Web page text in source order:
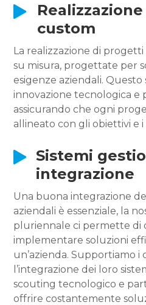
custom
La realizzazione di
su misura, progettate per
esigenze aziendali. Questo
innovazione tecnologica e
assicurando che ogni
allineato con gli obiettivi e
Sistemi
integrazione
Una buona integrazione
aziendali è essenziale, la
pluriennale ci permette di
implementare soluzioni
un’azienda. Supportiamo
l’integrazione dei loro
scouting tecnologico e
offrire costantemente